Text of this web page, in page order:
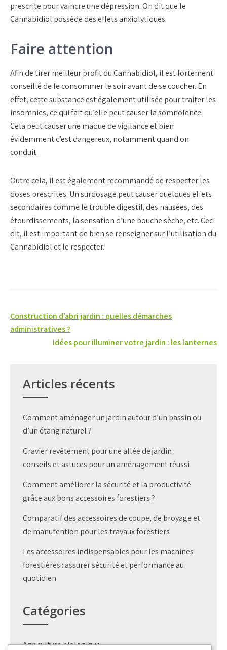
prescrite pour vaincre une dépression. On dit que le
Cannabidiol possède des effets anxiolytiques.
Faire attention
Afin de tirer meilleur profit du Cannabidiol, il est fortement
conseillé de le consommer le soir avant de se coucher. En
effet, cette substance est également utilisée pour traiter les
insomnies, ce qui fait qu’elle peut causer la somnolence.
Cela peut causer une maque de vigilance et bien
évidemment c’est dangereux, notamment quand on
conduit.
Outre cela, il est également recommandé de respecter les
doses prescrites. Un surdosage peut causer quelques effets
secondaires comme le trouble digestif, des nausées, des
étourdissements, la sensation d’une bouche sèche, etc. Ceci
dit, il est important de bien se renseigner sur l’utilisation du
Cannabidiol et le respecter.
Navigation
de
l’article
Construction d’abri jardin : quelles démarches
administratives ?
Idées pour illuminer votre jardin : les lanternes
Articles récents
Comment aménager un jardin autour d’un bassin ou
d’un étang naturel ?
Gravier revêtement pour une allée de jardin :
conseils et astuces pour un aménagement réussi
Comment améliorer la sécurité et la productivité
grâce aux bons accessoires forestiers ?
Comparatif des accessoires de coupe, de broyage et
de manutention pour les travaux forestiers
Les accessoires indispensables pour les machines
forestières : assurer sécurité et performance au
quotidien
Catégories
Agriculture biologique